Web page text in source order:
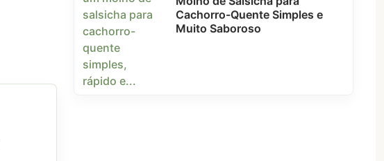
Cachorro-Quente Simples e
Muito Saboroso